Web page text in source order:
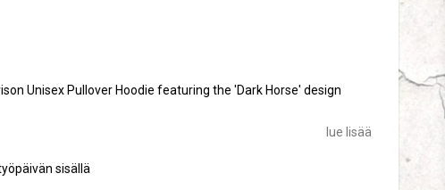
Unisex Pullover Hoodie featuring the 'Dark Horse' design
lue lisää
sisällä